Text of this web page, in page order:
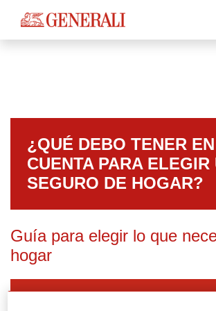
¿QUÉ DEBO TENER EN
CUENTA PARA ELEGIR
SEGURO DE HOGAR?
Guía para elegir lo que
hogar